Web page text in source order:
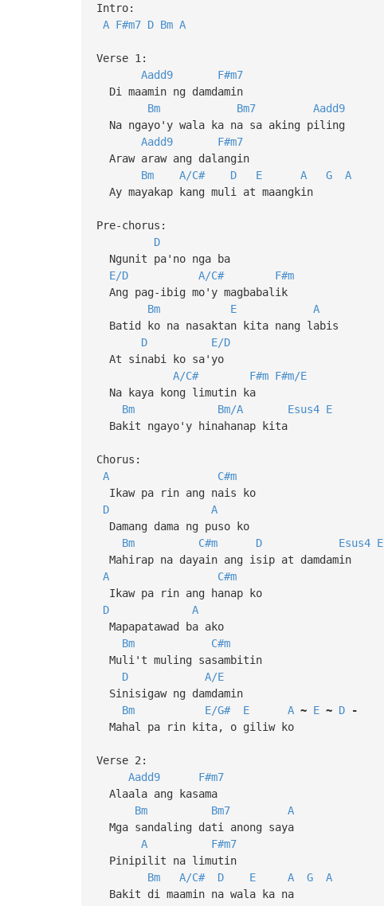
Intro:
A F#m7 D Bm A
Verse 1:
Aadd9
F#m7
Di maamin ng damdamin
Bm
Bm7
Aadd9
Na ngayo'y wala ka na sa aking piling
Aadd9
F#m7
Araw araw ang dalangin
Bm
A/C# D E A G
A
Ay mayakap kang muli at maangkin
Pre-chorus:
D
Ngunit pa'no nga ba
E/D
A/C#
F#m
Ang pag-ibig mo'y magbabalik
Bm
E
A
Batid ko na nasaktan kita nang labis
D
E/D
At sinabi ko sa'yo
A/C#
F#m F#m/E
Na kaya kong limutin ka
Bm
Bm/A Esus4 E
Bakit ngayo'y hinahanap kita
Chorus:
A
C#m
Ikaw pa rin ang nais ko
D
A
Damang dama ng puso ko
Bm
C#m D Esus4 E
Mahirap na dayain ang isip at damdamin
A
C#m
Ikaw pa rin ang hanap ko
D
A
Mapapatawad ba ako
Bm
C#m
Muli't muling sasambitin
D
A/E
Sinisigaw ng damdamin
Bm
E/G# E A ~ E ~ D
-
Mahal pa rin kita, o giliw ko
Verse 2:
Aadd9
F#m7
Alaala ang kasama
Bm
Bm7
A
Mga sandaling dati anong saya
A
F#m7
Pinipilit na limutin
Bm
A/C# D E A G
A
Bakit di maamin na wala ka na